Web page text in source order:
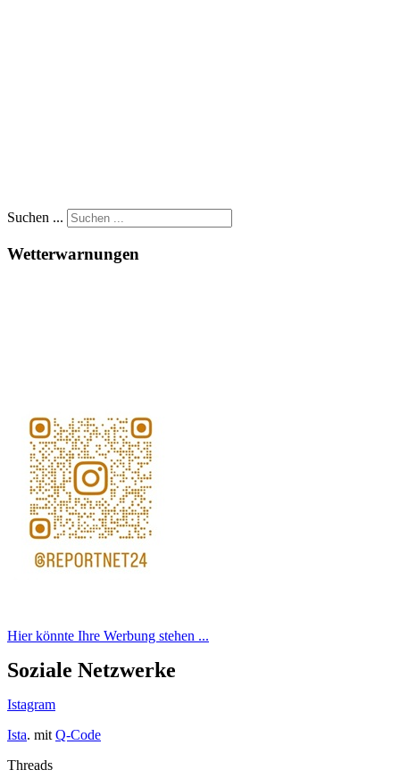
Suchen ...
Wetterwarnungen
Hier könnte Ihre Werbung stehen ...
Soziale Netzwerke
Istagram
Ista. mit Q-Code
Threads